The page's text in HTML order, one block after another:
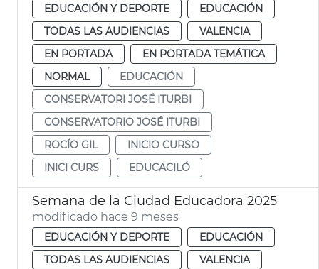
EDUCACIÓN Y DEPORTE
EDUCACIÓN
TODAS LAS AUDIENCIAS
VALENCIA
EN PORTADA
EN PORTADA TEMÁTICA
NORMAL
EDUCACIÓN
CONSERVATORI JOSÉ ITURBI
CONSERVATORIO JOSÉ ITURBI
ROCÍO GIL
INICIO CURSO
INICI CURS
EDUCACILÓ
Semana de la Ciudad Educadora 2025
modificado hace 9 meses
EDUCACIÓN Y DEPORTE
EDUCACIÓN
TODAS LAS AUDIENCIAS
VALENCIA